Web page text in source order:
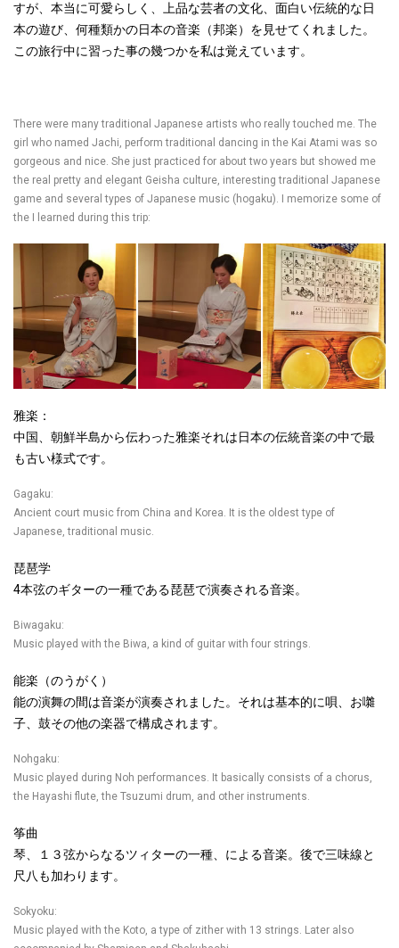
すが、本当に可愛らしく、上品な芸者の文化、面白い伝統的な日
本の遊び、何種類かの日本の音楽（邦楽）を見せてくれました。
この旅行中に習った事の幾つかを私は覚えています。
There were many traditional Japanese artists who really touched me. The
girl who named Jachi, perform traditional dancing in the Kai Atami was so
gorgeous and nice. She just practiced for about two years but showed me
the real pretty and elegant Geisha culture, interesting traditional Japanese
game and several types of Japanese music (hogaku). I memorize some of
the I learned during this trip:
雅楽：
中国、朝鮮半島から伝わった雅楽それは日本の伝統音楽の中で最
も古い様式です。
Gagaku:
Ancient court music from China and Korea. It is the oldest type of
Japanese, traditional music.
琵琶学
4本弦のギターの一種である琵琶で演奏される音楽。
Biwagaku:
Music played with the Biwa, a kind of guitar with four strings.
能楽（のうがく）
能の演舞の間は音楽が演奏されました。それは基本的に唄、お囃
子、鼓その他の楽器で構成されます。
Nohgaku:
Music played during Noh performances. It basically consists of a chorus,
the Hayashi flute, the Tsuzumi drum, and other instruments.
筝曲
琴、１３弦からなるツィターの一種、による音楽。後で三味線と
尺八も加わります。
Sokyoku:
Music played with the Koto, a type of zither with 13 strings. Later also